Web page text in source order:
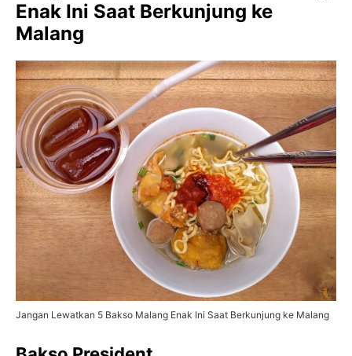
Enak Ini Saat Berkunjung ke
Malang
Jangan Lewatkan 5 Bakso Malang Enak Ini Saat Berkunjung ke Malang